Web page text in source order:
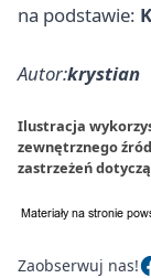
na podstawie:
Autor:krystian
Ilustracja
zewnętrznego
zastrzeżeń
Zaobserwuj nas!